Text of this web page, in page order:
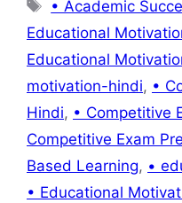
• Academic
Educational
Educational
motivation-hindi, •
Hindi, • Competitive
Competitive Exam
Based Learning, •
• Educational